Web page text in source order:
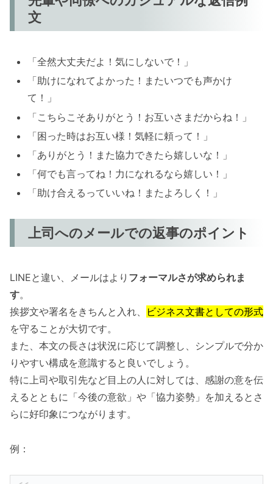
文
「全然大丈夫だよ！気にしないで！」
「助けになれてよかった！またいつでも声かけ
て！」
「こちらこそありがとう！お互いさまだからね！」
「困った時はお互い様！気軽に頼って！」
「ありがとう！また協力できたら嬉しいな！」
「何でも言ってね！力になれるなら嬉しい！」
「助け合えるっていいね！またよろしく！」
上司へのメールでの返事のポイント
LINEと違い、メールはより フォーマルさが求められま
す。
挨拶文や署名をきちんと入れ、
ビジネス文書としての形式
を守ることが大切です。
また、本文の長さは状況に応じて調整し、シンプルで分か
りやすい構成を意識すると良いでしょう。
特に上司や取引先など目上の人に対しては、感謝の意を伝
えるとともに「今後の意欲」や「協力姿勢」を加えるとさ
らに好印象につながります。
例：